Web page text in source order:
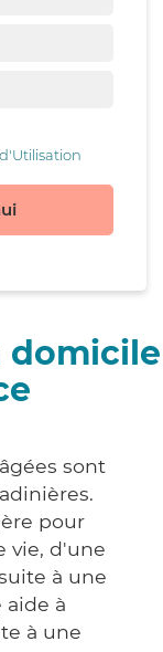
domicile
sont
pour
vie, d'une
à une
à
à une